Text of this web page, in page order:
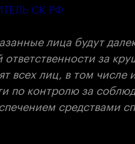
СК РФ
лица будут
за
всех лиц, в том числе
по контролю за
средствами